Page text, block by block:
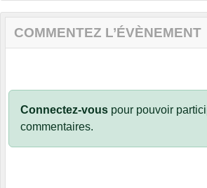
COMMENTEZ L’ÉVÈNEMENT
Connectez-vous pour pouvoir
commentaires.